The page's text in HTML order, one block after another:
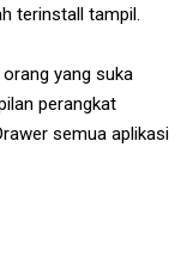
terinstall tampil.
yang suka
perangkat
semua aplikasi